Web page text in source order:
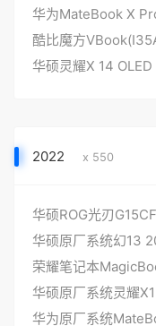
酷比魔方
2022 x 550